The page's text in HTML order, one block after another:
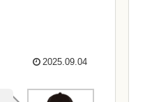
2025.09.04